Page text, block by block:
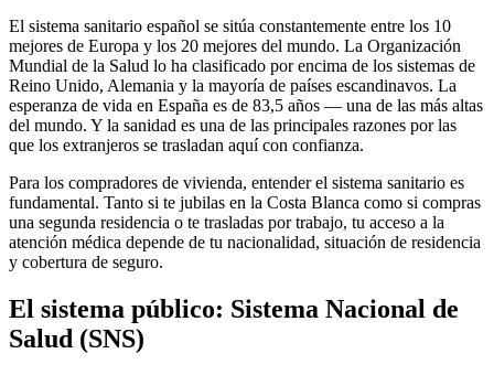
El sistema sanitario español se sitúa constantemente entre los 10
mejores de Europa y los 20 mejores del mundo. La Organización
Mundial de la Salud lo ha clasificado por encima de los sistemas de
Reino Unido, Alemania y la mayoría de países escandinavos. La
esperanza de vida en España es de 83,5 años — una de las más altas
del mundo. Y la sanidad es una de las principales razones por las
que los extranjeros se trasladan aquí con confianza.
Para los compradores de vivienda, entender el sistema sanitario es
fundamental. Tanto si te jubilas en la Costa Blanca como si compras
una segunda residencia o te trasladas por trabajo, tu acceso a la
atención médica depende de tu nacionalidad, situación de residencia
y cobertura de seguro.
El sistema público: Sistema Nacional de
Salud (SNS)